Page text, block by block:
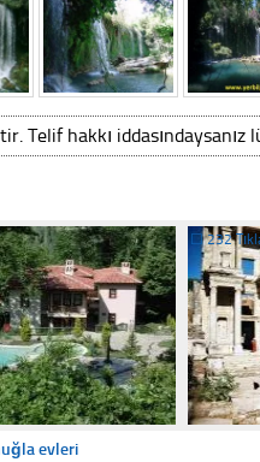
Telif hakkı
evleri
☐232